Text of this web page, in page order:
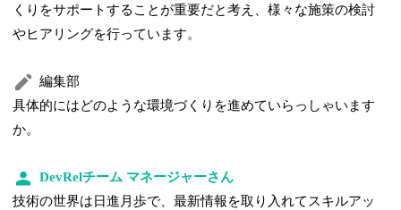
くりをサポートすることが重要だと考え、様々な施策の検討
やヒアリングを行っています。
編集部
具体的にはどのような環境づくりを進めていらっしゃいます
か。
DevRelチーム マネージャーさん
技術の世界は日進月歩で、最新情報を取り入れてスキルアッ